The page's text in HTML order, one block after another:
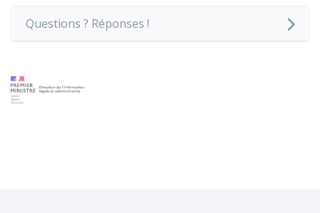
Questions ? Réponses !